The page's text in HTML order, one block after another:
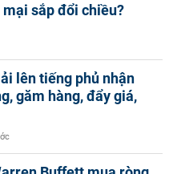
sắp đổi chiều?
lên tiếng phủ nhận
găm hàng, đẩy giá,